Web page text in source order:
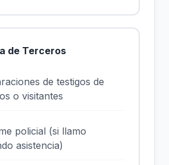
de Terceros
de testigos de
o visitantes
policial (si llamo
asistencia)